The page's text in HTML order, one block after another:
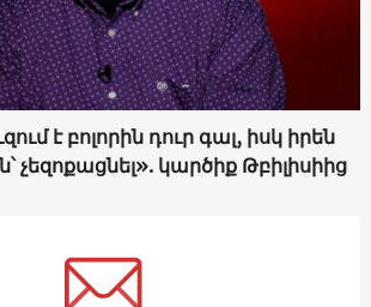
է բոլորին դուր գալ, իսկ իրեն
չեզոքացնել». կարծիք Թբիլիսիից